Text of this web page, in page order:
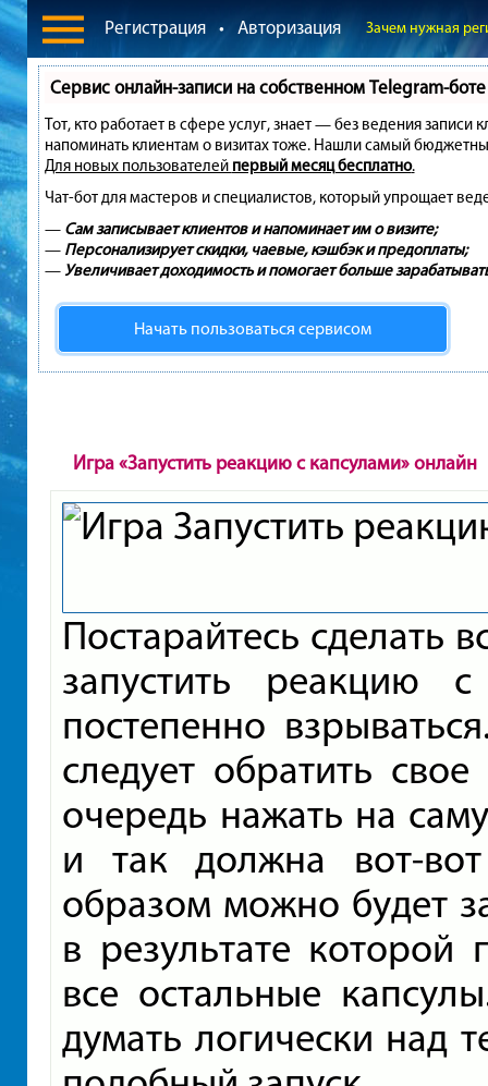
Регистрация • Авторизация Зачем нужная
Сервис онлайн-записи на собственном Telegram-боте
Тот, кто работает в сфере услуг, знает — без ведения
напоминать клиентам о визитах тоже. Нашли самый
Для новых пользователей первый месяц бесплатно.
Чат-бот для мастеров и специалистов, который упрощает
— Сам записывает клиентов и напоминает им о визите;
— Персонализирует скидки, чаевые, кэшбэк и предоплаты;
—Увеличивает доходимость и помогает больше
Начать пользоваться сервисом
Игра «Запустить реакцию с капсулами» онлайн
Постарайтесь сделать
запустить реакцию
постепенно
следует обратить
очередь нажать на
и так должна вот-
образом можно будет
в результате которой
все остальные
думать логически над